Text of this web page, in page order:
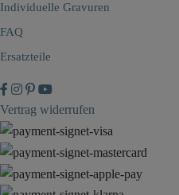
Individuelle Gravuren
FAQ
Ersatzteile
Vertrag widerrufen